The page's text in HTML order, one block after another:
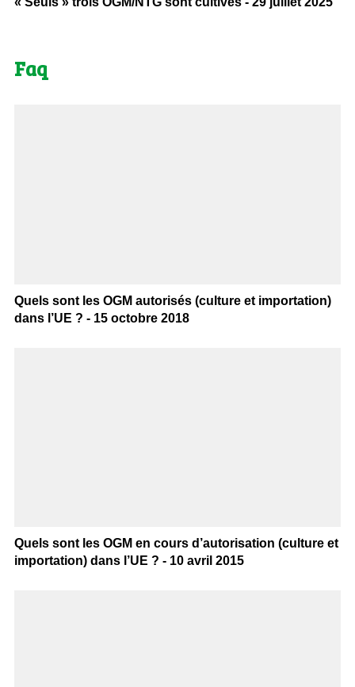
Faq
Quels sont les OGM autorisés (culture et importation)
dans l’UE ? - 15 octobre 2018
Quels sont les OGM en cours d’autorisation (culture et
importation) dans l’UE ? - 10 avril 2015